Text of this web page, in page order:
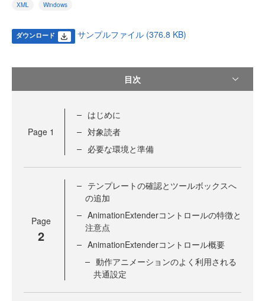
XML Windows
ダウンロード サンプルファイル (376.8 KB)
目次
Page 1
はじめに
対象読者
必要な環境と準備
Page
2
テンプレートの確認とツールボックスへ
の追加
AnimationExtenderコントロールの特徴と
注意点
AnimationExtenderコントロール概要
動作アニメーションのよく利用される
共通設定